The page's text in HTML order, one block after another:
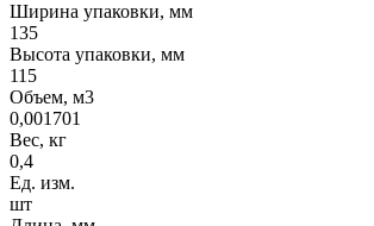
Ширина упаковки, мм
135
Высота упаковки, мм
115
Объем, м3
0,001701
Вес, кг
0,4
Ед. изм.
шт